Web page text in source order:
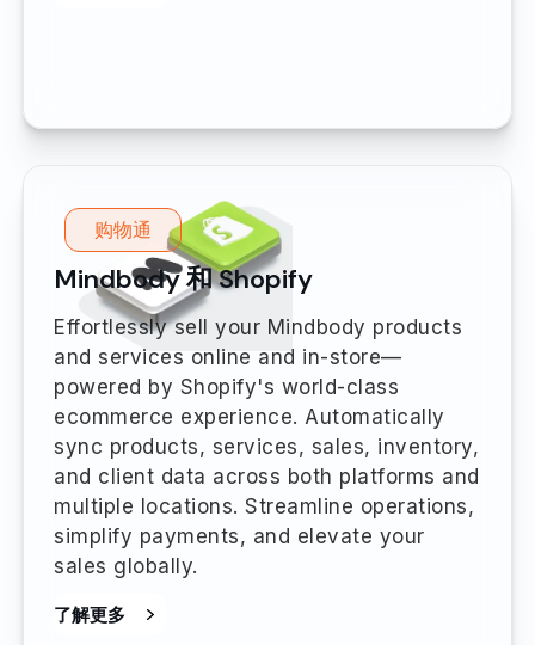
购物通
Mindbody 和 Shopify
Effortlessly sell your Mindbody products
and services online and in-store—
powered by Shopify's world-class
ecommerce experience. Automatically
sync products, services, sales, inventory,
and client data across both platforms and
multiple locations. Streamline operations,
simplify payments, and elevate your
sales globally.
了解更多